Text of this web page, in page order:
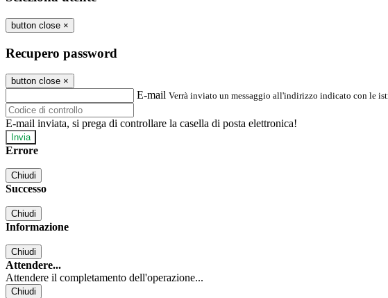
button close ×
Recupero password
button close ×
E-mail Verrà inviato un messaggio all'indirizzo indicato con le
E-mail inviata, si prega di controllare la casella di posta elettronica!
Errore
Chiudi
Successo
Chiudi
Informazione
Chiudi
Attendere...
Attendere il completamento dell'operazione...
Chiudi